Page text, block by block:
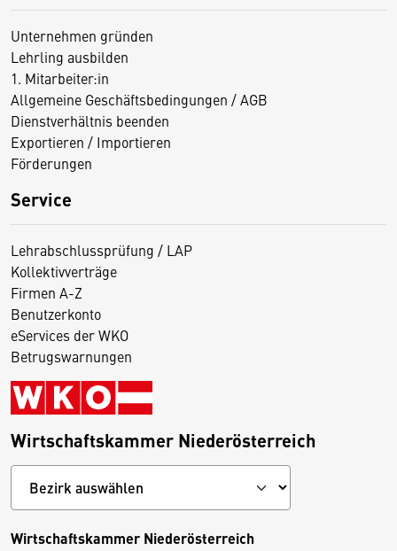
Unternehmen gründen
Lehrling ausbilden
1. Mitarbeiter:in
Allgemeine Geschäftsbedingungen / AGB
Dienstverhältnis beenden
Exportieren / Importieren
Förderungen
Service
Lehrabschlussprüfung / LAP
Kollektivverträge
Firmen A-Z
Benutzerkonto
eServices der WKO
Betrugswarnungen
Wirtschaftskammer Niederösterreich
Wirtschaftskammer Niederösterreich